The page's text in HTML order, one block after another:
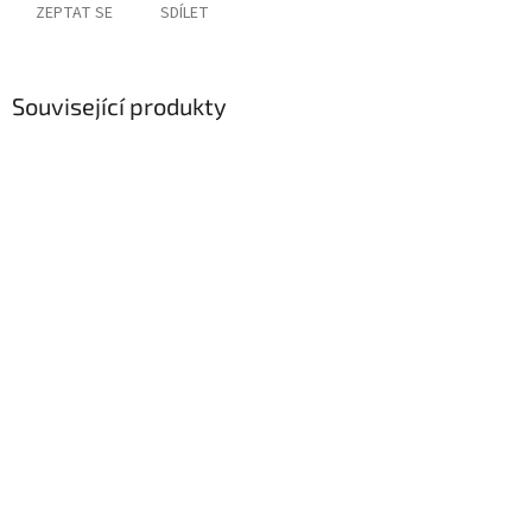
ZEPTAT SE SDÍLET
Související produkty